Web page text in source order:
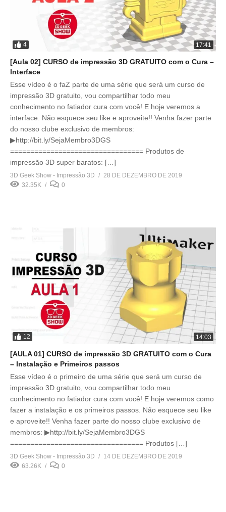
4 17:41
[Aula 02] CURSO de impressão 3D GRATUITO com o Cura –
Interface
Esse vídeo é o faZ parte de uma série que será um curso de
impressão 3D gratuito, vou compartilhar todo meu
conhecimento no fatiador cura com você! E hoje veremos a
interface. Não esquece seu like e aproveite!! Venha fazer parte
do nosso clube exclusivo de membros:
▶http://bit.ly/SejaMembro3DGS
================================= Produtos de
impressão 3D super baratos: […]
3D Geek Show - Impressão 3D
28 DE DEZEMBRO DE 2019
32.35K
0
12 14:03
[AULA 01] CURSO de impressão 3D GRATUITO com o Cura
– Instalação e Primeiros passos
Esse vídeo é o primeiro de uma série que será um curso de
impressão 3D gratuito, vou compartilhar todo meu
conhecimento no fatiador cura com você! E hoje veremos como
fazer a instalação e os primeiros passos. Não esquece seu like
e aproveite!! Venha fazer parte do nosso clube exclusivo de
membros: ▶http://bit.ly/SejaMembro3DGS
================================= Produtos […]
3D Geek Show - Impressão 3D
14 DE DEZEMBRO DE 2019
63.26K
0